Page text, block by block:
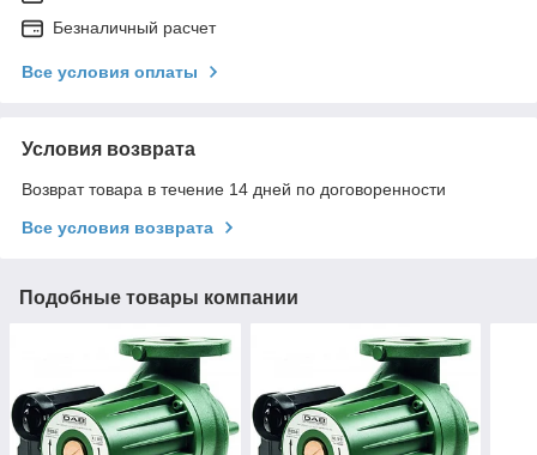
Безналичный расчет
Все условия оплаты
Условия возврата
Возврат товара в течение 14 дней по договоренности
Все условия возврата
Подобные товары компании